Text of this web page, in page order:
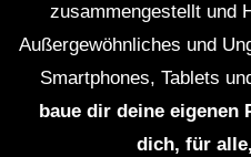
zusammengestellt und
Außergewöhnliches und
Smartphones, Tablets
baue dir deine
dich, für